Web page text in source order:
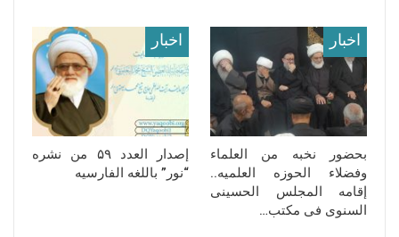
اخبار
بحضور نخبه من العلماء
وفضلاء الحوزه العلمیه..
إقامه المجلس الحسینی
السنوی فی مکتب…
اخبار
إصدار العدد ۵۹ من نشره
“نور” باللغه الفارسیه